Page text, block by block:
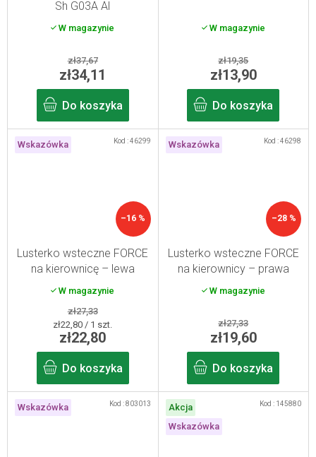
Sh G03A Al
W magazynie
zł37,67
zł34,11
Do koszyka
W magazynie
zł19,35
zł13,90
Do koszyka
Wskazówka
–16 %
Lusterko wsteczne FORCE
na kierownicę – lewa
W magazynie
zł27,33
zł22,80
Cena
jednostkowa:
zł22,80 / 1 szt.
Do koszyka
Kod :46299 Wskazówka
–28 %
Lusterko wsteczne FORCE
na kierownicy – prawa
W magazynie
zł27,33
zł19,60
Do koszyka
Kod :46298
Wskazówka Kod :803013
Akcja
Wskazówka
Kod : 145880